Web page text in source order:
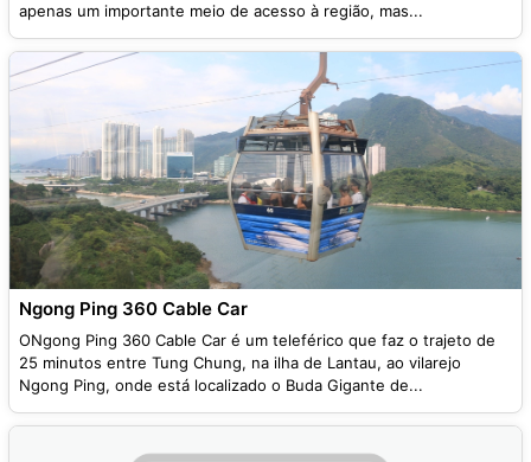
apenas um importante meio de acesso à região, mas...
Ngong Ping 360 Cable Car
ONgong Ping 360 Cable Car é um teleférico que faz o trajeto de
25 minutos entre Tung Chung, na ilha de Lantau, ao vilarejo
Ngong Ping, onde está localizado o Buda Gigante de...